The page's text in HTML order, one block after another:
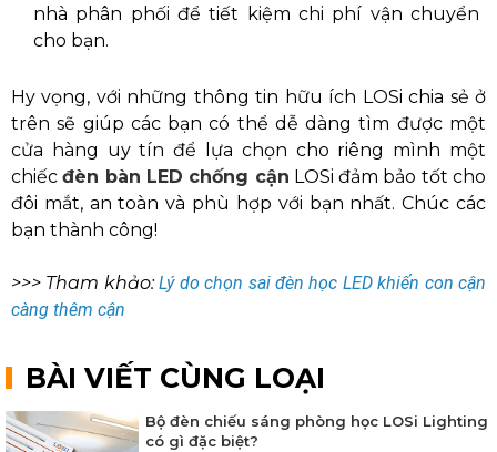
nhà phân phối để tiết kiệm chi phí vận chuyển
cho bạn.
Hy vọng, với những thông tin hữu ích LOSi chia sẻ ở
trên sẽ giúp các bạn có thể dễ dàng tìm được một
cửa hàng uy tín để lựa chọn cho riêng mình một
chiếcđèn bàn LED chống cận LOSi đảm bảo tốt cho
đôi mắt, an toàn và phù hợp với bạn nhất. Chúc các
bạn thành công!
>>> Tham khảo:Lý do chọn sai đèn học LED khiến con cận
càng thêm cận
BÀI VIẾT CÙNG LOẠI
Bộ đèn chiếu sáng phòng học LOSi Lighting
có gì đặc biệt?